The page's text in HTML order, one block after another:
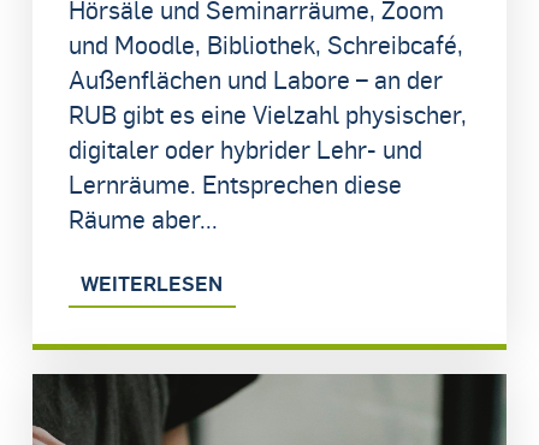
Hörsäle und Seminarräume, Zoom
und Moodle, Bibliothek, Schreibcafé,
Außenflächen und Labore – an der
RUB gibt es eine Vielzahl physischer,
digitaler oder hybrider Lehr- und
Lernräume. Entsprechen diese
Räume aber...
WEITERLESEN